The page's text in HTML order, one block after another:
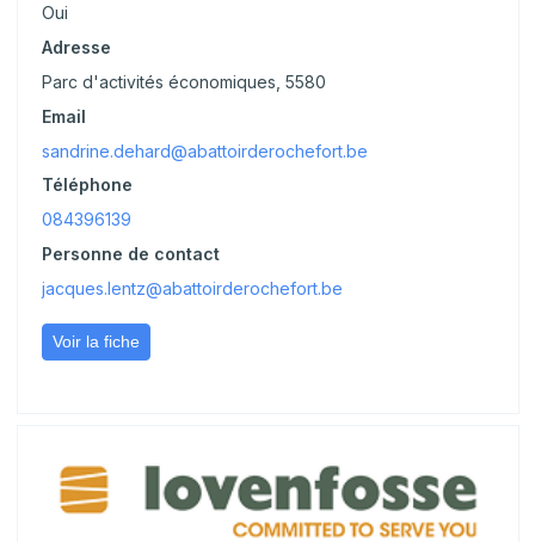
Oui
Adresse
Parc d'activités économiques, 5580
Email
sandrine.dehard@abattoirderochefort.be
Téléphone
084396139
Personne de contact
jacques.lentz@abattoirderochefort.be
Voir la fiche